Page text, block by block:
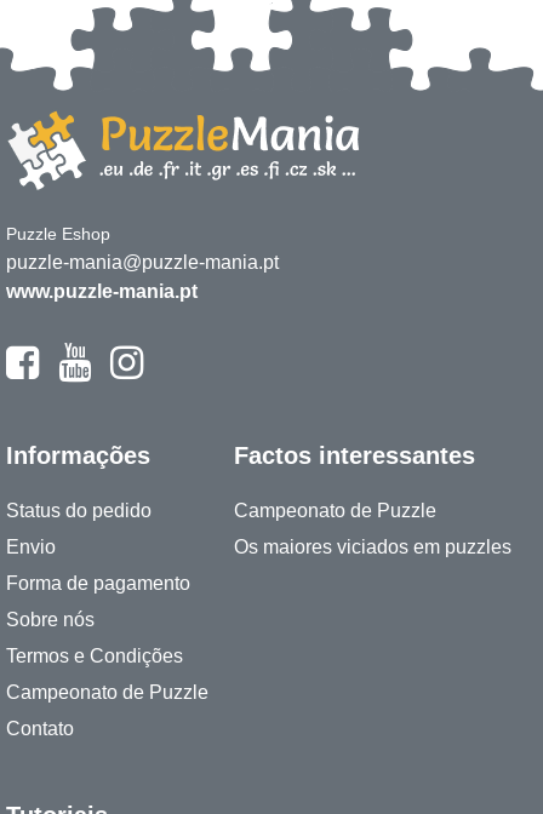
Puzzle Eshop
puzzle-mania@puzzle-mania.pt
www.puzzle-mania.pt
Informações
Status do pedido
Envio
Forma de pagamento
Sobre nós
Termos e Condições
Campeonato de Puzzle
Contato
Factos interessantes
Campeonato de Puzzle
Os maiores viciados em puzzles